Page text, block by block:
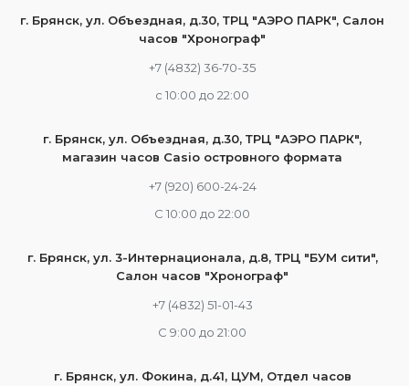
г. Брянск, ул. Объездная, д.30, ТРЦ "АЭРО ПАРК", Салон
часов "Хронограф"
+7 (4832) 36-70-35
c 10:00 до 22:00
г. Брянск, ул. Объездная, д.30, ТРЦ "АЭРО ПАРК",
магазин часов Casio островного формата
+7 (920) 600-24-24
С 10:00 до 22:00
г. Брянск, ул. 3-Интернационала, д.8, ТРЦ "БУМ сити",
Салон часов "Хронограф"
+7 (4832) 51-01-43
С 9:00 до 21:00
г. Брянск, ул. Фокина, д.41, ЦУМ, Отдел часов